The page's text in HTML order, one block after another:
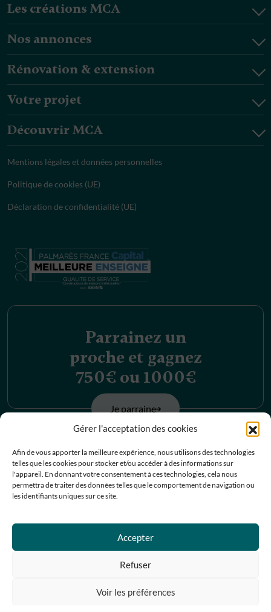
Gérer l'acceptation des cookies
Afin de vous apporter la meilleure expérience, nous utilisons des technologies
telles que les cookies pour stocker et/ou accéder à des informations sur
l'appareil. En donnant votre consentement à ces technologies, cela nous
permettra de traiter des données telles que le comportement de navigation ou
les identifiants uniques sur ce site.
Accepter
Refuser
Voir les préférences
Les créations MCA
Nos annonces
Rénovation & extension
Votre projet
Découvrir MCA
Mentions légales et données personnelles
Politique de cookies (UE)
Déclaration de confidentialité (UE)
Parrainez un
proche et gagnez
750€ ou 1000€
Je parraine
Découvrez nos
offres d’emplois
Contactez-nous
Prendre RDV
05 67 07 07 67